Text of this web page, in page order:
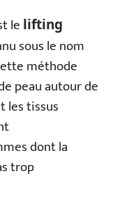
le lifting
sous le nom
méthode
peau autour de
les tissus
dont la
trop